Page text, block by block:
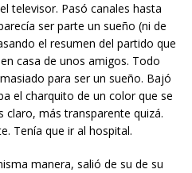
televisor. Pasó canales hasta
ser parte un sueño (ni de
el resumen del partido que
casa de unos amigos. Todo
para ser un sueño. Bajó
el charquito de un color que se
claro, más transparente quizá.
Tenía que ir al hospital.
manera, salió de su de su